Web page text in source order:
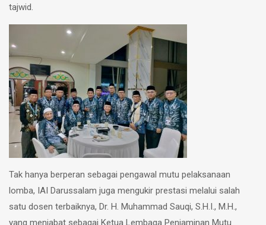
tajwid.
Tak hanya berperan sebagai pengawal mutu pelaksanaan
lomba, IAI Darussalam juga mengukir prestasi melalui salah
satu dosen terbaiknya, Dr. H. Muhammad Sauqi, S.H.I., M.H.,
yang menjabat sebagai Ketua Lembaga Penjaminan Mutu